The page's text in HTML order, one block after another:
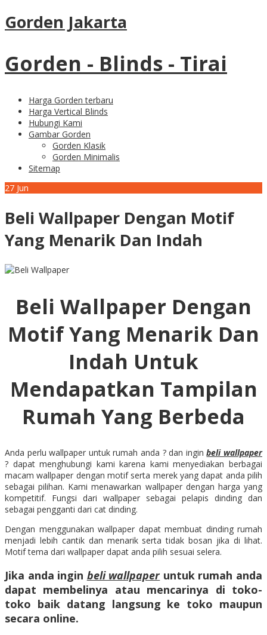
Gorden Jakarta
Gorden - Blinds - Tirai
Harga Gorden terbaru
Harga Vertical Blinds
Hubungi Kami
Gambar Gorden
Gorden Klasik
Gorden Minimalis
Sitemap
27 Jun
Beli Wallpaper Dengan Motif
Yang Menarik Dan Indah
Beli Wallpaper Dengan
Motif Yang Menarik Dan
Indah Untuk
Mendapatkan Tampilan
Rumah Yang Berbeda
Anda perlu wallpaper untuk rumah anda ? dan inginbeli wallpaper
? dapat menghubungi kami karena kami menyediakan berbagai
macam wallpaper dengan motif serta merek yang dapat anda pilih
sebagai pilihan. Kami menawarkan wallpaper dengan harga yang
kompetitif. Fungsi dari wallpaper sebagai pelapis dinding dan
sebagai pengganti dari cat dinding.
Dengan menggunakan wallpaper dapat membuat dinding rumah
menjadi lebih cantik dan menarik serta tidak bosan jika di lihat.
Motif tema dari wallpaper dapat anda pilih sesuai selera.
Jika anda ingin beli wallpaper untuk rumah anda
dapat membelinya atau mencarinya di toko-
toko baik datang langsung ke toko maupun
secara online.